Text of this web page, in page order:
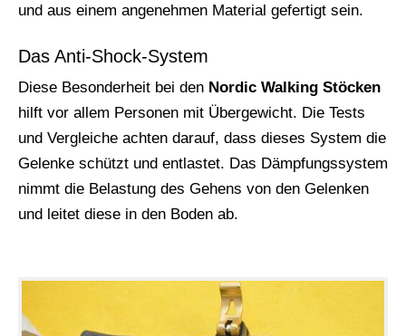
und aus einem angenehmen Material gefertigt sein.
Das Anti-Shock-System
Diese Besonderheit bei den Nordic Walking Stöcken
hilft vor allem Personen mit Übergewicht. Die Tests
und Vergleiche achten darauf, dass dieses System die
Gelenke schützt und entlastet. Das Dämpfungssystem
nimmt die Belastung des Gehens von den Gelenken
und leitet diese in den Boden ab.